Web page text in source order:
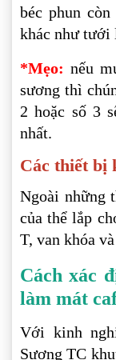
béc phun
khác như tưới
*Mẹo: nếu
sương thì
2 hoặc số 3
nhất.
Các thiết bị
Ngoài những
của thể lắp
T, van khóa
Cách xác
làm mát
Với kinh
Sương TC